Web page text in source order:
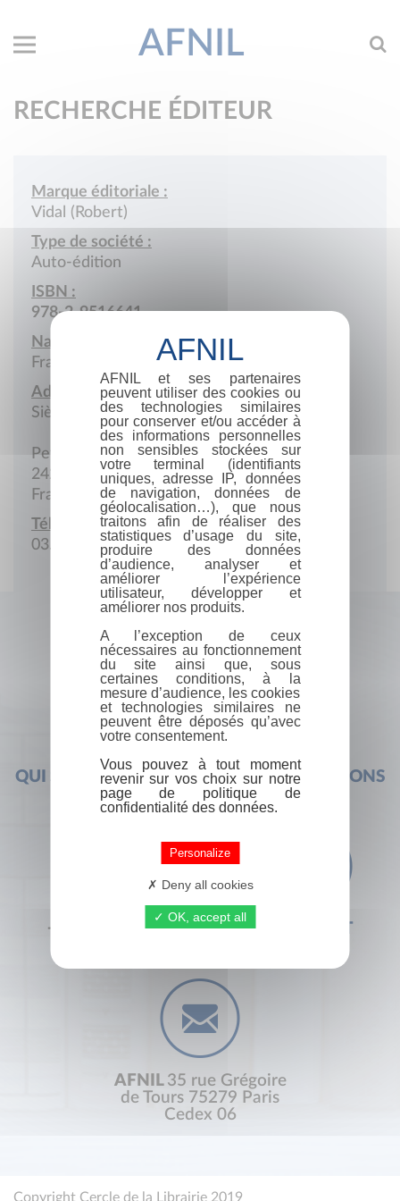
AFNIL
RECHERCHE ÉDITEUR
Marque éditoriale :
Vidal (Robert)
Type de société :
Auto-édition
ISBN :
978-2-9516641
Nationalité :
France
Adresse :
Siège social
Peygrieux
24200 Carsac
France
Téléphone :
03.53.28.15.48
QUI SOMMES-NOUS ?FOIRE AUX QUESTIONS
+33 (0) 1 44 41 29 19 CONTACT
AFNIL 35 rue Grégoire
de Tours 75279 Paris
Cedex 06
Copyright Cercle de la Librairie 2019
AFNIL et ses partenaires
peuvent utiliser des cookies ou
des technologies similaires
pour conserver et/ou accéder à
des informations personnelles
non sensibles stockées sur
votre terminal (identifiants
uniques, adresse IP, données
de navigation, données de
géolocalisation…), que nous
traitons afin de réaliser des
statistiques d’usage du site,
produire des données
d’audience, analyser et
améliorer l’expérience
utilisateur, développer et
améliorer nos produits.
A l’exception de ceux
nécessaires au fonctionnement
du site ainsi que, sous
certaines conditions, à la
mesure d’audience, les cookies
et technologies similaires ne
peuvent être déposés qu’avec
votre consentement.
Vous pouvez à tout moment
revenir sur vos choix sur notre
page de politique de
confidentialité des données.
Personalize
Deny all cookies
OK, accept all